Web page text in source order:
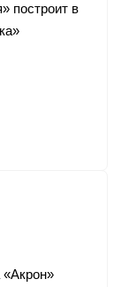
построит в
«Акрон»